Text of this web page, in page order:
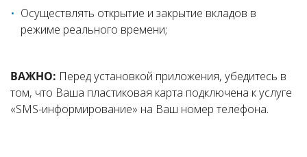
Осуществлять открытие и закрытие вкладов в
режиме реального времени;
ВАЖНО: Перед установкой приложения, убедитесь в
том, что Ваша пластиковая карта подключена к услуге
«SMS-информирование» на Ваш номер телефона.